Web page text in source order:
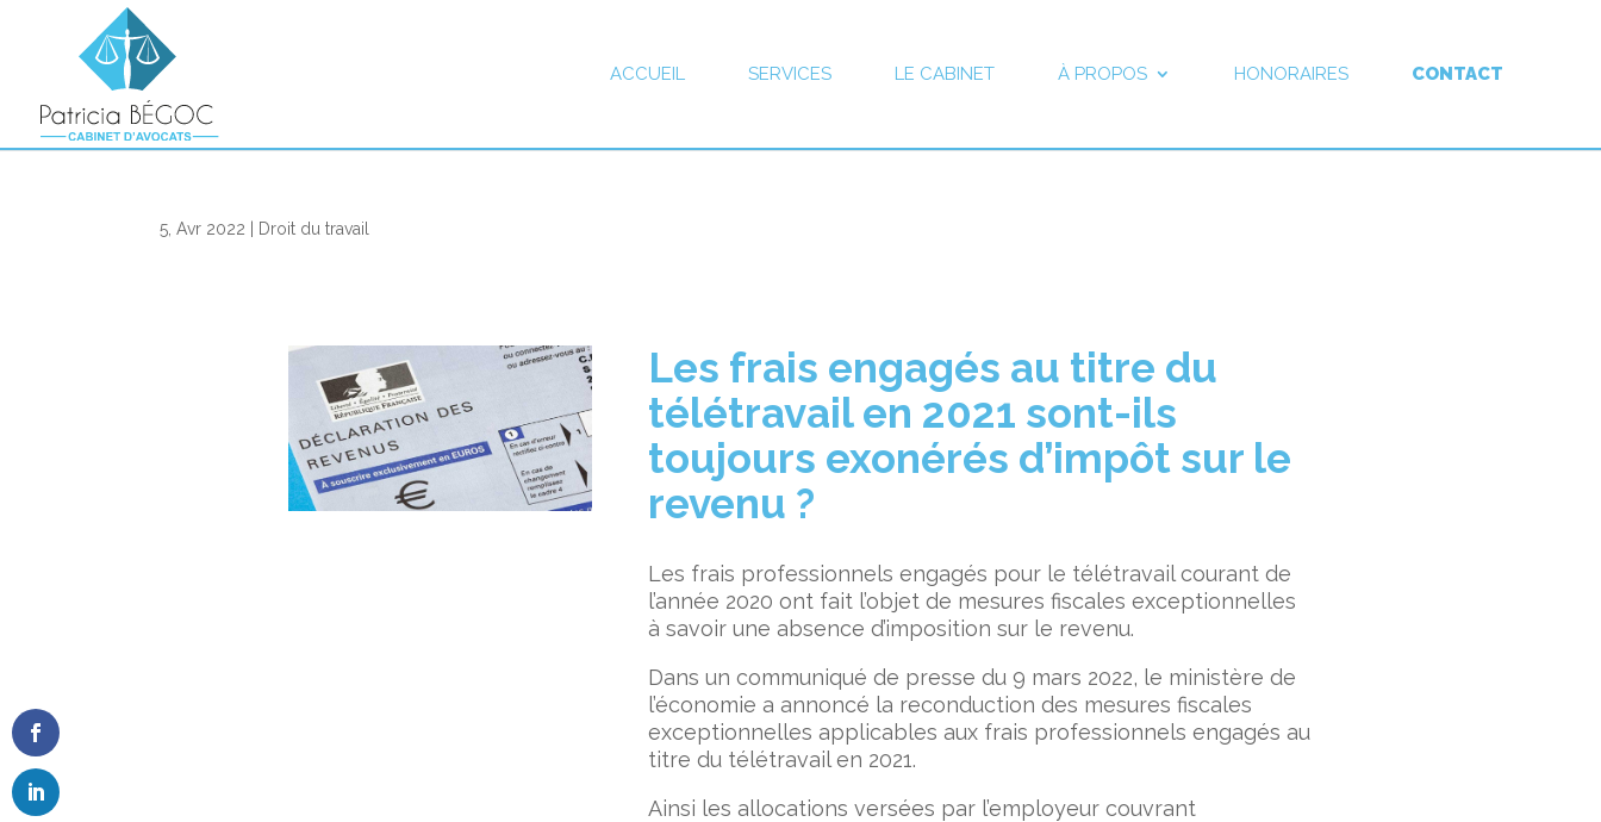
ACCUEIL SERVICES LE CABINET À PROPOS HONORAIRES CONTACT
5, Avr 2022 Droit du travail
Les frais engagés au titre du
télétravail en 2021 sont-ils
toujours exonérés d’impôt sur le
revenu ?
Les frais professionnels engagés pour le télétravail courant de
l’année 2020 ont fait l’objet de mesures fiscales exceptionnelles
à savoir une absence d’imposition sur le revenu.
Dans un communiqué de presse du 9 mars 2022, le ministère de
l’économie a annoncé la reconduction des mesures fiscales
exceptionnelles applicables aux frais professionnels engagés au
titre du télétravail en 2021.
Ainsi les allocations versées par l’employeur couvrant